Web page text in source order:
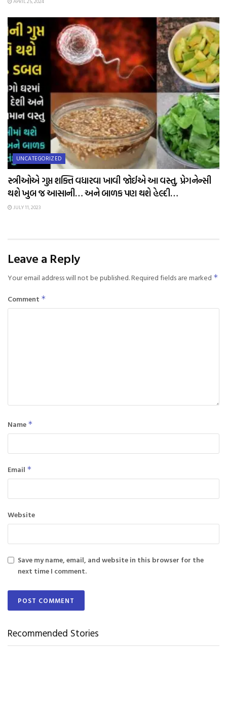
UNCATEGORIZED
સ્ત્રીઓએ ગુપ્ત શક્તિ વધારવા ખાવી જોઈએ આ વસ્તુ, પ્રેગનેન્સી
થશે ખુબ જ આસાની… અને બાળક પણ થશે હેલ્દી…
JULY 11, 2023
Leave a Reply
Your email address will not be published.Required fields are marked *
Comment *
Name *
Email *
Website
Save my name, email, and website in this browser for the
next time I comment.
Recommended Stories